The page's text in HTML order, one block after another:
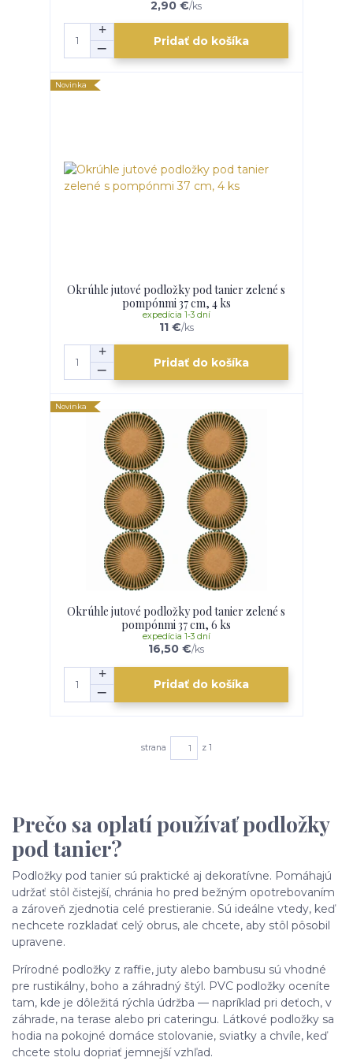
2,90 €/ks
Pridať do košíka
Novinka
Okrúhle jutové podložky pod tanier zelené s
pompónmi 37 cm, 4 ks
11 €/ks
expedícia 1-3 dní
Pridať do košíka
Novinka
Okrúhle jutové podložky pod tanier zelené s
pompónmi 37 cm, 6 ks
16,50 €/ks
expedícia 1-3 dní
Pridať do košíka
strana z 1
Prečo sa oplatí používať podložky
pod tanier?
Podložky pod tanier sú praktické aj dekoratívne. Pomáhajú
udržať stôl čistejší, chránia ho pred bežným opotrebovaním
a zároveň zjednotia celé prestieranie. Sú ideálne vtedy, keď
nechcete rozkladať celý obrus, ale chcete, aby stôl pôsobil
upravene.
Prírodné podložky z raffie, juty alebo bambusu sú vhodné
pre rustikálny, boho a záhradný štýl. PVC podložky oceníte
tam, kde je dôležitá rýchla údržba — napríklad pri deťoch, v
záhrade, na terase alebo pri cateringu. Látkové podložky sa
hodia na pokojné domáce stolovanie, sviatky a chvíle, keď
chcete stolu dopriať jemnejší vzhľad.